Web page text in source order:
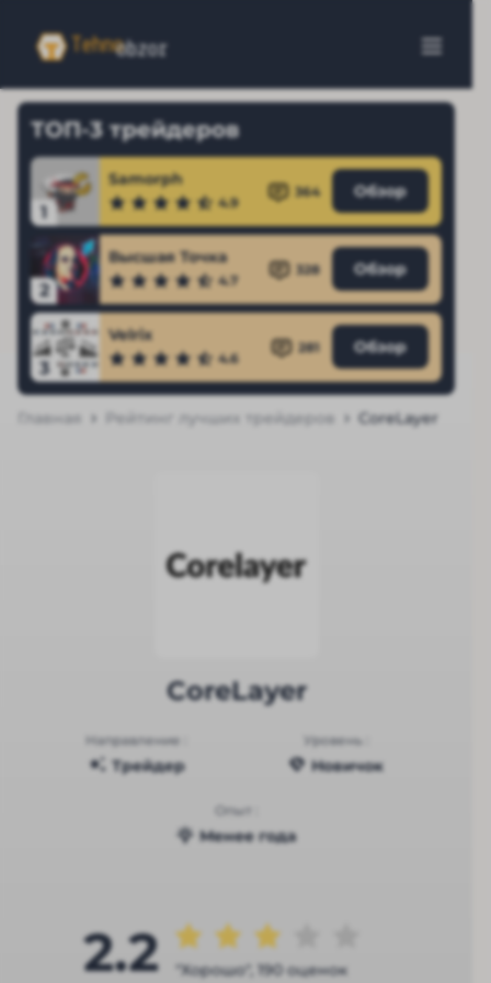
ТОП-3 трейдеров
1
Samorph
4.9
364 Обзор
2
Высшая Точка
4.7
328 Обзор
3
Velrix
4.6
281 Обзор
Главная Рейтинг лучших трейдеров CoreLayer
CoreLayer
Направление :
Трейдер
Уровень :
Новичок
Опыт :
Менее года
2.2 "Хорошо", 190 оценок